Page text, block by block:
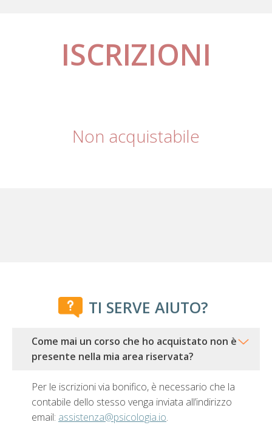
ISCRIZIONI
Non acquistabile
TI SERVE AIUTO?
Come mai un corso che ho acquistato non è
presente nella mia area riservata?
Per le iscrizioni via bonifico, è necessario che la
contabile dello stesso venga inviata all’indirizzo
email: assistenza@psicologia.io.